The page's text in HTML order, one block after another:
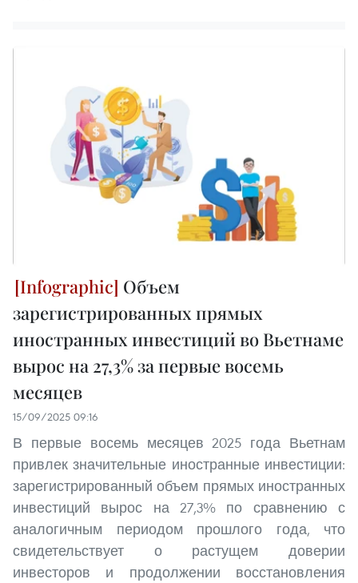
Объем
зарегистрированных прямых
иностранных инвестиций во Вьетнаме
вырос на 27,3% за первые восемь
месяцев
15/09/2025 09:16
В первые восемь месяцев 2025 года Вьетнам
привлек значительные иностранные инвестиции:
зарегистрированный объем прямых иностранных
инвестиций вырос на 27,3% по сравнению с
аналогичным периодом прошлого года, что
свидетельствует о растущем доверии
инвесторов и продолжении восстановления